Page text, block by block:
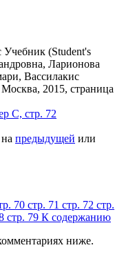
C, стр. 72
предыдущей или
70 стр. 71 стр. 72 стр.
стр. 79 К содержанию
ниже.